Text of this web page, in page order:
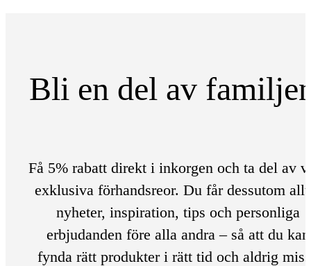
Bli en del av
Få 5% rabatt direkt i inkorgen och ta del av
exklusiva förhandsreor. Du får dessutom
nyheter, inspiration, tips och personliga
erbjudanden före alla andra – så att du kan
fynda rätt produkter i rätt tid och aldrig